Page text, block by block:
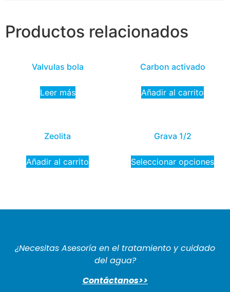
Productos relacionados
Valvulas bola
Leer más
Carbon activado
Añadir al carrito
Zeolita
Añadir al carrito
Grava 1/2
Seleccionar opciones
¿Necesitas Asesoría en el tratamiento y cuidado
del agua?
Contáctanos>>